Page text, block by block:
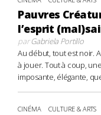
Pauvres
l’esprit
parGabriela Portillo
Au début, tout est noir.
à jouer. Tout à coup,
imposante, élégante,
CINÉMA CULTURE & ARTS